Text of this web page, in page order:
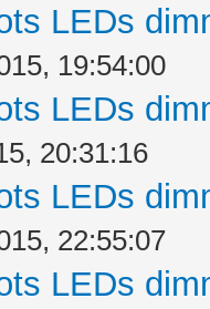
LEDs
19:54:00
LEDs
20:31:16
LEDs
22:55:07
LEDs